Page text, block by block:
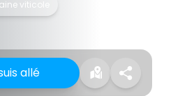
viticole
allé